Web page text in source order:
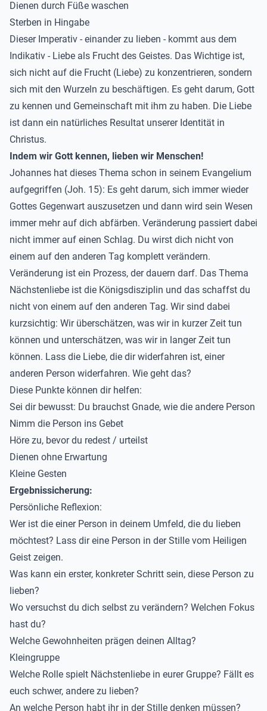
Dienen durch Füße waschen
Sterben in Hingabe
Dieser Imperativ - einander zu lieben - kommt aus dem
Indikativ - Liebe als Frucht des Geistes. Das Wichtige ist,
sich nicht auf die Frucht (Liebe) zu konzentrieren, sondern
sich mit den Wurzeln zu beschäftigen. Es geht darum, Gott
zu kennen und Gemeinschaft mit ihm zu haben. Die Liebe
ist dann ein natürliches Resultat unserer Identität in
Christus.
Indem wir Gott kennen, lieben wir Menschen!
Johannes hat dieses Thema schon in seinem Evangelium
aufgegriffen (Joh. 15): Es geht darum, sich immer wieder
Gottes Gegenwart auszusetzen und dann wird sein Wesen
immer mehr auf dich abfärben. Veränderung passiert dabei
nicht immer auf einen Schlag. Du wirst dich nicht von
einem auf den anderen Tag komplett verändern.
Veränderung ist ein Prozess, der dauern darf. Das Thema
Nächstenliebe ist die Königsdisziplin und das schaffst du
nicht von einem auf den anderen Tag. Wir sind dabei
kurzsichtig: Wir überschätzen, was wir in kurzer Zeit tun
können und unterschätzen, was wir in langer Zeit tun
können. Lass die Liebe, die dirwiderfahren ist, einer
anderen Person widerfahren. Wie geht das?
Diese Punkte können dir helfen:
Sei dir bewusst: Du brauchst Gnade, wie die andere Person
Nimm die Person ins Gebet
Höre zu, bevor du redest / urteilst
Dienen ohne Erwartung
Kleine Gesten
Ergebnissicherung:
Persönliche Reflexion:
Wer ist die einer Person in deinem Umfeld, die du lieben
möchtest? Lass dir eine Person in der Stille vom Heiligen
Geist zeigen.
Was kann ein erster, konkreter Schritt sein, diese Person zu
lieben?
Wo versuchst du dich selbst zu verändern? Welchen Fokus
hast du?
Welche Gewohnheiten prägen deinen Alltag?
Kleingruppe
Welche Rolle spielt Nächstenliebe in eurer Gruppe? Fällt es
euch schwer, andere zu lieben?
An welche Person habt ihr in der Stille denken müssen?